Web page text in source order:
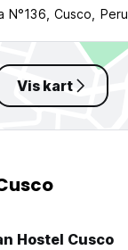
N°136, Cusco, Peru
Vis kart
Hostel Cusco